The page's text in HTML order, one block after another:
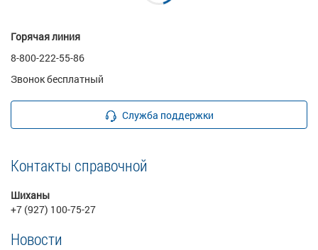
Горячая линия
8-800-222-55-86
Звонок бесплатный
Служба поддержки
Контакты справочной
Шиханы
+7 (927) 100-75-27
Новости